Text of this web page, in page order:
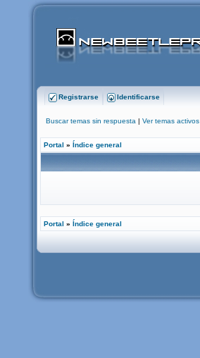
Registrarse Identificarse
Buscar temas sin respuesta | Ver temas activos
Portal » Índice general
Portal » Índice general